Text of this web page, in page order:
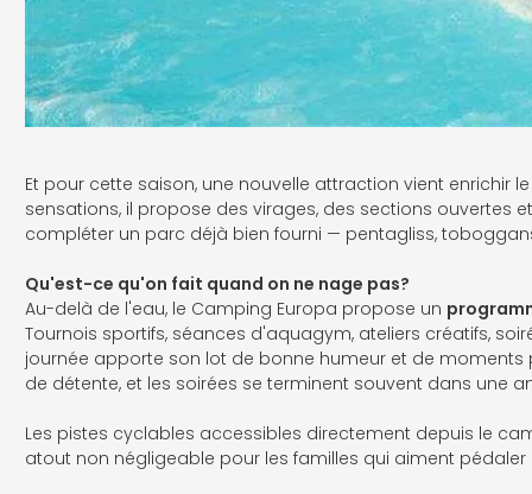
Et pour cette saison, une nouvelle attraction vient enrichir
sensations, il propose des virages, des sections ouvertes
compléter un parc déjà bien fourni — pentagliss,
Qu'est-ce qu'on fait quand on ne nage pas?
Au-delà de l'eau, le Camping Europa propose un
Tournois sportifs, séances d'aquagym, ateliers créatifs,
journée apporte son lot de bonne humeur et de
de détente, et les soirées se terminent souvent dans une
Les pistes cyclables accessibles directement depuis le
atout non négligeable pour les familles qui aiment